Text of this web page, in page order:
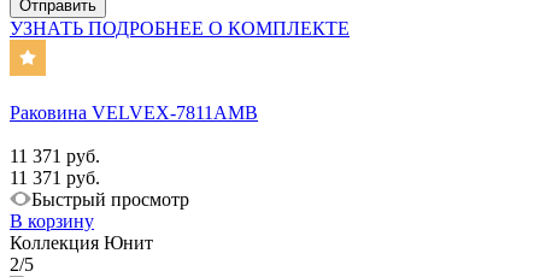
УЗНАТЬ ПОДРОБНЕЕ О КОМПЛЕКТЕ
Раковина VELVEX-7811AMB
11 371 руб.
11 371 руб.
Быстрый просмотр
В корзину
Коллекция Юнит
2/5